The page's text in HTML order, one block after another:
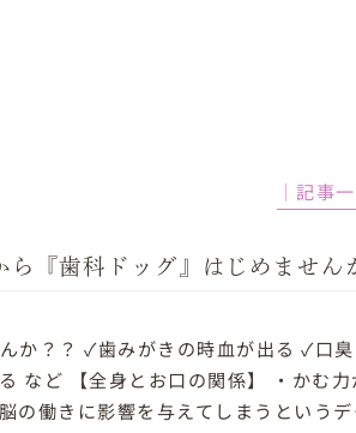
│記事
ら『歯科ドッグ』はじめません
か？？ ✓歯みがきの時血が出る ✓口
など 【全身とお口の関係】 ・かむ
の働きに影響を与えてしまうという